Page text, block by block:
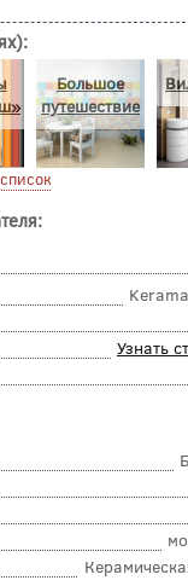
Большое
путешествие
Узнать